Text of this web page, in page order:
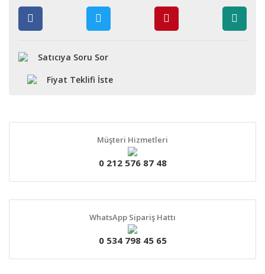
Satıcıya Soru Sor
Fiyat Teklifi İste
Müşteri Hizmetleri
0 212 576 87 48
WhatsApp Sipariş Hattı
0 534 798 45 65